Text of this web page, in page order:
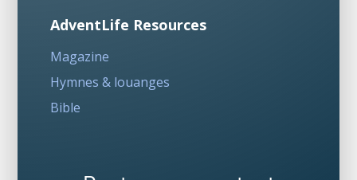
AdventLife Resources
Magazine
Hymnes & louanges
Bible